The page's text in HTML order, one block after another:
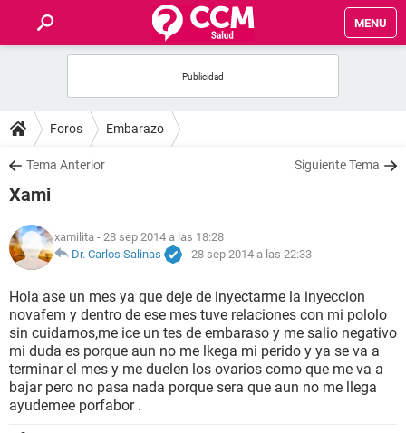
MENU
FOROS
SALUD
NUTRICIÓN
BIENESTAR
SEXUALIDAD
GLOSARIO
Foros Embarazo
Tema Anterior Siguiente Tema
Xami
xamilita - 28 sep 2014 a las 18:28
Dr. Carlos Salinas
- 28 sep 2014 a las 22:33
Hola ase un mes ya que deje de inyectarme la inyeccion
novafem y dentro de ese mes tuve relaciones con mi pololo
sin cuidarnos,me ice un tes de embaraso y me salio negativo
mi duda es porque aun no me lkega mi perido y ya se va a
terminar el mes y me duelen los ovarios como que me va a
bajar pero no pasa nada porque sera que aun no me llega
ayudemee porfabor .